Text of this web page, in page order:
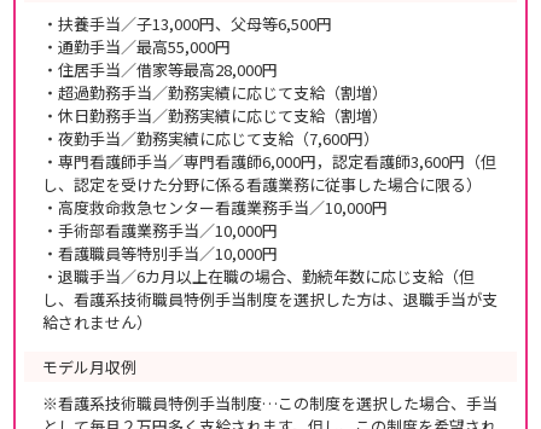
・扶養手当／子13,000円、父母等6,500円
・通勤手当／最高55,000円
・住居手当／借家等最高28,000円
・超過勤務手当／勤務実績に応じて支給（割増）
・休日勤務手当／勤務実績に応じて支給（割増）
・夜勤手当／勤務実績に応じて支給（7,600円）
・専門看護師手当／専門看護師6,000円，認定看護師3,600円（但
し、認定を受けた分野に係る看護業務に従事した場合に限る）
・高度救命救急センター看護業務手当／10,000円
・手術部看護業務手当／10,000円
・看護職員等特別手当／10,000円
・退職手当／6カ月以上在職の場合、勤続年数に応じ支給（但
し、看護系技術職員特例手当制度を選択した方は、退職手当が支
給されません）
モデル月収例
※看護系技術職員特例手当制度…この制度を選択した場合、手当